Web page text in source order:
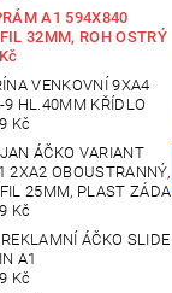
A1 594X840
32MM, ROH OSTRÝ
VENKOVNÍ 9XA4
9 HL.40MM KŘÍDLO
Kč
ÁČKO VARIANT
2XA2 OBOUSTRANNÝ,
25MM, PLAST ZÁDA
Kč
ÁČKO SLIDE
A1
Kč